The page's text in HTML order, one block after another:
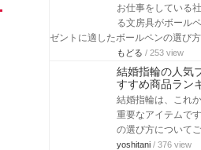
お仕事をしている
る文房具がボール
ゼントに適したボールペンの選び
もどる / 253 view
結婚指輪の人気
すすめ商品ラン
結婚指輪は、これ
重要なアイテムで
の選び方について
yoshitani / 376 view